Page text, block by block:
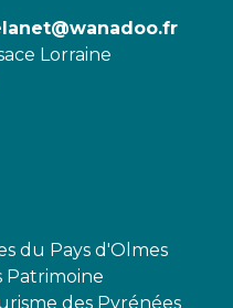
Lorraine
du Pays d'Olmes
Patrimoine
des Pyrénées